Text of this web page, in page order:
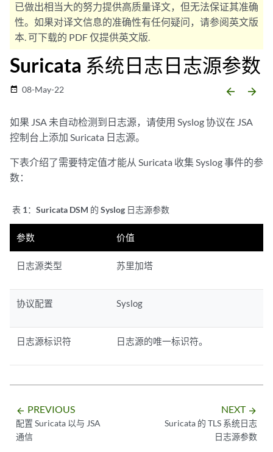
已做出相当大的努力提供高质量译文，但无法保证其准确
性。如果对译文信息的准确性有任何疑问，请参阅英文版
本. 可下载的 PDF 仅提供英文版.
Suricata 系统日志日志源参数
date_range 08-May-22 arrow_backward arrow_forward
如果 JSA 未自动检测到日志源，请使用 Syslog 协议在 JSA
控制台上添加 Suricata 日志源。
下表介绍了需要特定值才能从 Suricata 收集 Syslog 事件的参
数：
表 1： Suricata DSM 的 Syslog 日志源参数
参数 价值
日志源类型 苏里加塔
协议配置 Syslog
日志源标识符 日志源的唯一标识符。
arrow_backward PREVIOUS
配置 Suricata 以与 JSA
通信
NEXT arrow_forward
Suricata 的 TLS 系统日志
日志源参数